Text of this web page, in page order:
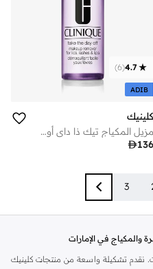
4.7
(
6
)
ADIB
كلينيك
مزيل المكياج تيك ذا داي أوف – 125 مل
136
3
والمكياج في الإمارات
نقدم تشكيلة واسعة من منتجات كلينيك